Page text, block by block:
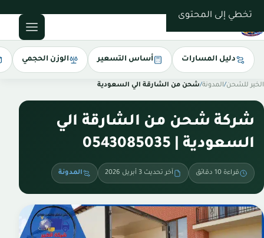
تخطي إلى المحتوى
دليل المسارات أساس التسعير الوزن الحجمي
الخير للشحن/المدونة/شحن من الشارقة الي السعودية
شركة شحن من الشارقة الي
السعودية | 0543085035
قراءة 10 دقائق آخر تحديث 3 أبريل 2026 المدونة